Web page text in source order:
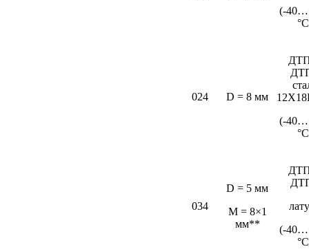
(-
024 D = 8 мм
(-
034
D = 5 мм
М = 8×1
мм**
(-